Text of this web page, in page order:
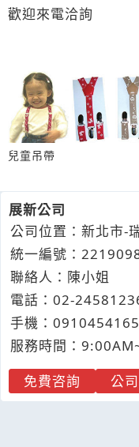
歡迎來電洽詢
兒童吊帶
展新公司
公司位置：新北市-
統一編號：
聯絡人：陳小姐
電話： 02-2458
手機： 0910454165
服務時間：
免費咨詢
公